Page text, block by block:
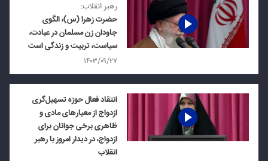
رهبر انقلاب:
حضرت زهرا (س)، الگوی
جاودان زن مسلمان در عبادت،
سیاست، تربیت و زندگی است
۱۴۰۳/۰۹/۲۷
انتقاد فعال حوزه تسهیل‌گری
ازدواج از معیارهای مادی و
ظاهری برخی جوانان برای
ازدواج، در دیدار امروز با رهبر
انقلاب